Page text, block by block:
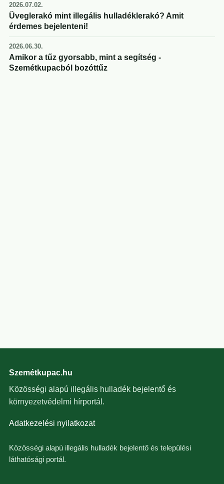
2026.07.02.
Üveglerakó mint illegális hulladéklerakó? Amit
érdemes bejelenteni!
2026.06.30.
Amikor a tűz gyorsabb, mint a segítség -
Szemétkupacból bozóttűz
Szemétkupac.hu
Közösségi alapú illegális hulladék bejelentő és
környezetvédelmi hírportál.
Adatkezelési nyilatkozat
Közösségi alapú illegális hulladék bejelentő és települési
láthatósági portál.